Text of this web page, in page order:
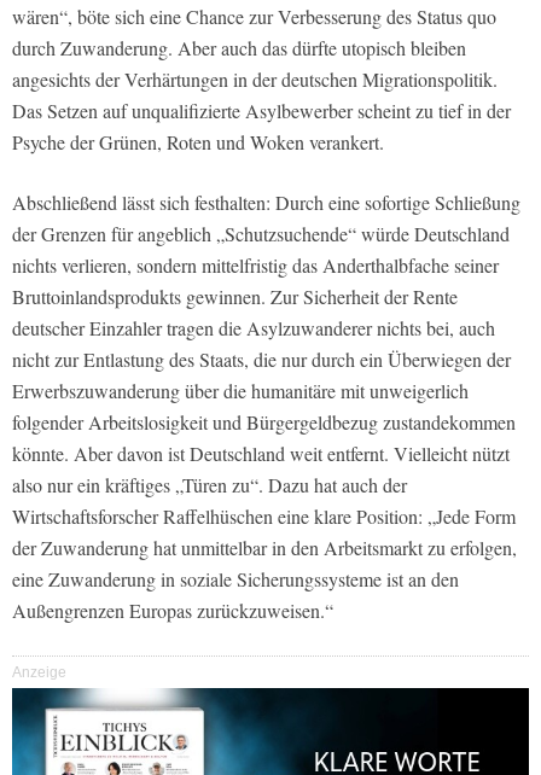
wären“, böte sich eine Chance zur Verbesserung des Status quo
durch Zuwanderung. Aber auch das dürfte utopisch bleiben
angesichts der Verhärtungen in der deutschen Migrationspolitik.
Das Setzen auf unqualifizierte Asylbewerber scheint zu tief in der
Psyche der Grünen, Roten und Woken verankert.
Abschließend lässt sich festhalten: Durch eine sofortige Schließung
der Grenzen für angeblich „Schutzsuchende“ würde Deutschland
nichts verlieren, sondern mittelfristig das Anderthalbfache seiner
Bruttoinlandsprodukts gewinnen. Zur Sicherheit der Rente
deutscher Einzahler tragen die Asylzuwanderer nichts bei, auch
nicht zur Entlastung des Staats, die nur durch ein Überwiegen der
Erwerbszuwanderung über die humanitäre mit unweigerlich
folgender Arbeitslosigkeit und Bürgergeldbezug zustandekommen
könnte. Aber davon ist Deutschland weit entfernt. Vielleicht nützt
also nur ein kräftiges „Türen zu“. Dazu hat auch der
Wirtschaftsforscher Raffelhüschen eine klare Position: „Jede Form
der Zuwanderung hat unmittelbar in den Arbeitsmarkt zu erfolgen,
eine Zuwanderung in soziale Sicherungssysteme ist an den
Außengrenzen Europas zurückzuweisen.“
Anzeige